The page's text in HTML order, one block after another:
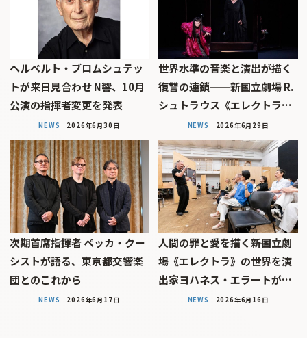
ヘルベルト・ブロムシュテッ
トが来日見合わせ N響、10月
公演の指揮者変更を発表
NEWS 2026年6月30日
世界水準の音楽と演出が描く
復讐の連鎖──新国立劇場 R.
シュトラウス《エレクトラ…
NEWS 2026年6月29日
次期首席指揮者 ペッカ・クー
シストが語る、東京都交響楽
団とのこれから
NEWS 2026年6月17日
人間の罪と愛を描く――新国立劇
場《エレクトラ》の世界を演
出家ヨハネス・エラートが…
NEWS 2026年6月16日